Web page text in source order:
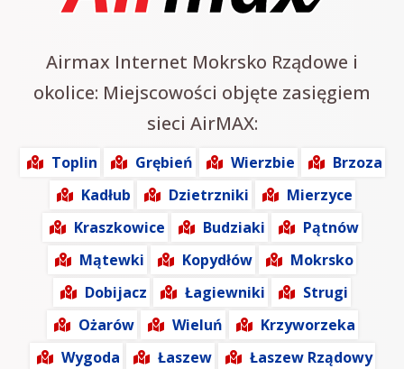
Airmax Internet Mokrsko Rządowe i
okolice: Miejscowości objęte zasięgiem
sieci AirMAX:
Toplin Grębień Wierzbie
Brzoza
Kadłub
Dzietrzniki
Mierzyce
Kraszkowice
Budziaki
Pątnów
Mątewki
Kopydłów
Mokrsko
Dobijacz
Łagiewniki
Strugi
Ożarów
Wieluń
Krzyworzeka
Wygoda
Łaszew
Łaszew Rządowy